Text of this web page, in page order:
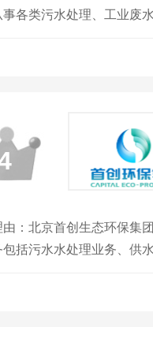
事各类污水处理、工业废
滤机、带式压滤机、过
由：北京首创生态环保集
包括污水水处理业务、供